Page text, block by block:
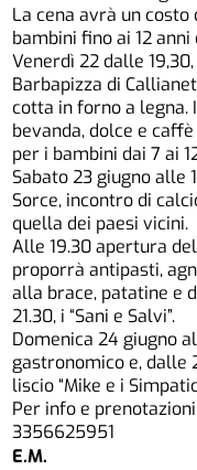
La cena avrà un costo
bambini fino ai 12
Venerdì 22 dalle
Barbapizza di
cotta in forno a legna.
bevanda, dolce e
per i bambini dai 7 ai
Sabato 23 giugno alle
Sorce, incontro di
quella dei paesi vicini.
Alle 19.30 apertura
proporrà antipasti,
alla brace, patatine e
21.30, i “Sani e Salvi”.
Domenica 24 giugno
gastronomico e, dalle
liscio “Mike e i
Per info e
3356625951
E.M.